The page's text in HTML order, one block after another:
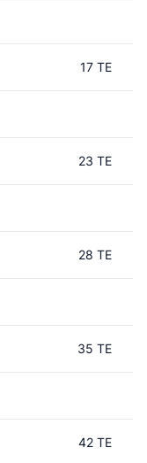
17 TE
23 TE
28 TE
35 TE
42 TE